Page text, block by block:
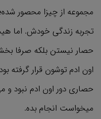
مجموعه از چیزا محصور شده؛
تجربه زندگی خودش. اما
حصار نیستن بلکه صرفا
اون ادم توشون قرار گرفته
حصاری دور اون ادم نبود و
میخواست انجام بده.